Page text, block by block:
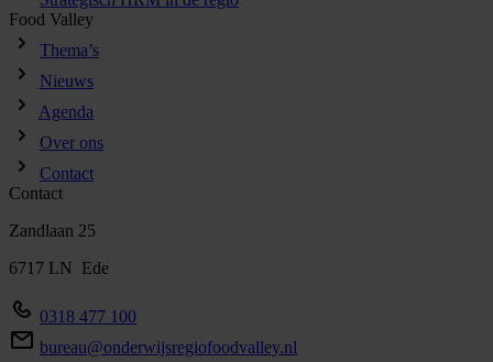
Food Valley
Thema’s
Nieuws
Agenda
Over ons
Contact
Contact
Zandlaan 25
6717 LN Ede
0318 477 100
bureau@onderwijsregiofoodvalley.nl